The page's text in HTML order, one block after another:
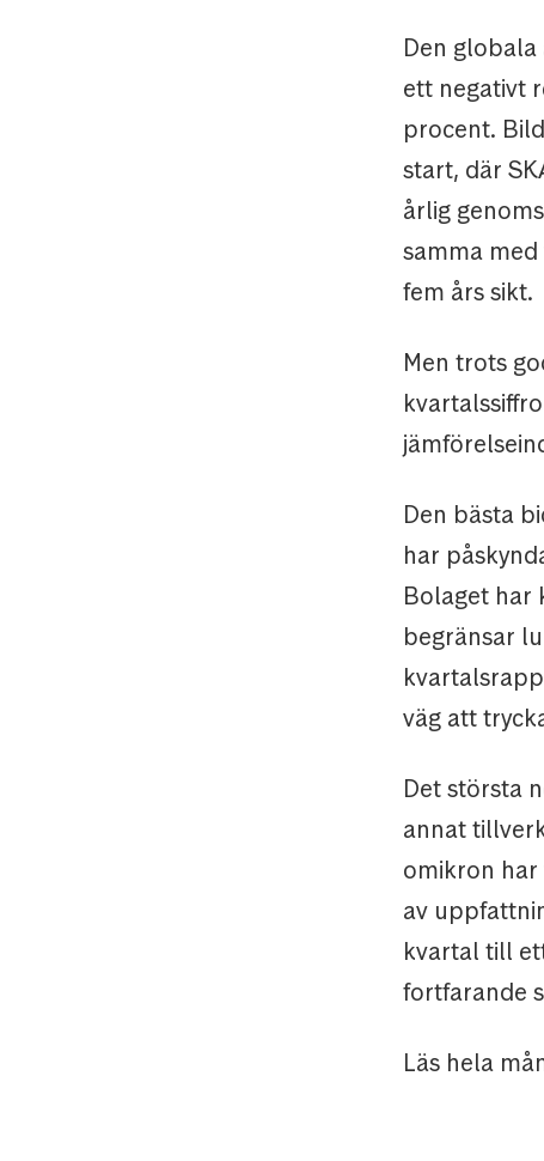
Den
ett negativt
procent.
start, där
årlig
samma
fem års sikt.
Men trots
Den bästa
har
Bolaget har
begränsar
väg att
Det största
annat
omikron
av
kvartal till
fortfarande
Läs hela